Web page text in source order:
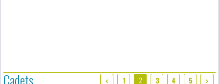
1 2 3 4 5